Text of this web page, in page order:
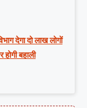
देगा दो लाख लोगों
बहाली